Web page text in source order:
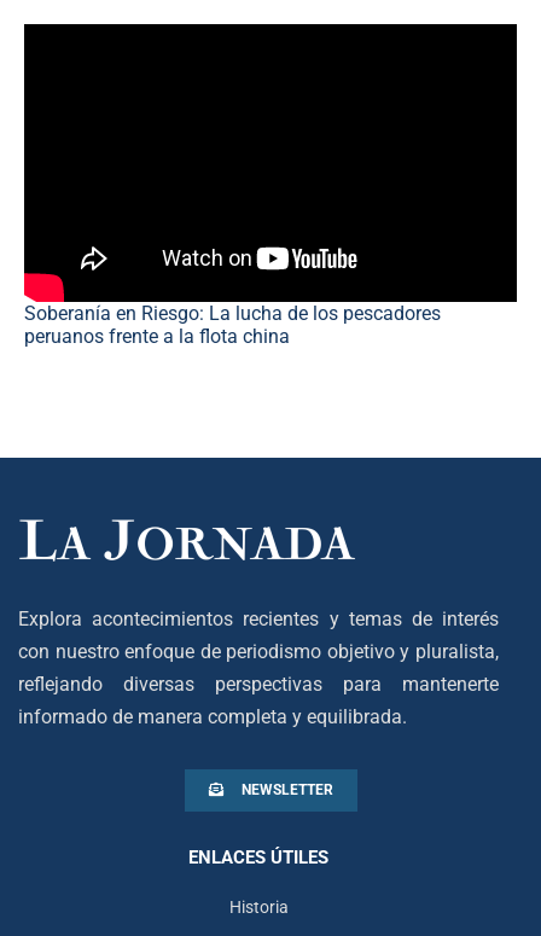
Soberanía en Riesgo: La lucha de los pescadores
peruanos frente a la flota china
Explora acontecimientos recientes y temas de interés
con nuestro enfoque de periodismo objetivo y pluralista,
reflejando diversas perspectivas para mantenerte
informado de manera completa y equilibrada.
NEWSLETTER
ENLACES ÚTILES
Historia